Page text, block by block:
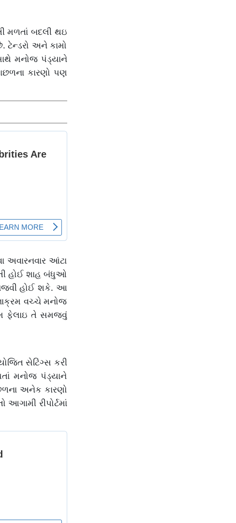
મળતાં બદલી થઇ
અને કામો
મનોજ પંડ્યાને
કારણો પણ
અવારનવાર આંટા
હોઈ શાહ બંધુઓ
હોઈ શકે. આ
વચ્ચે મનોજ
ફેલાઇ તે સમજવું
સેટિંગ્સ કરી
મનોજ પંડ્યાને
અનેક કારણો
રીપોર્ટમાં